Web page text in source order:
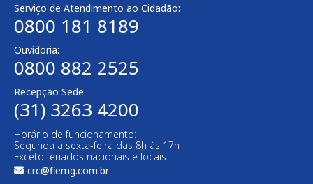
Serviço de Atendimento ao Cidadão:
0800 181 8189
Ouvidoria:
0800 882 2525
Recepção Sede:
(31) 3263 4200
Horário de funcionamento:
Segunda a sexta-feira das 8h às 17h
Exceto feriados nacionais e locais.
crc@fiemg.com.br